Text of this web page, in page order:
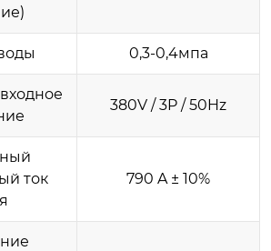
0,3-0,4мпа
380V / 3P / 50Hz
ток
790 A ± 10%